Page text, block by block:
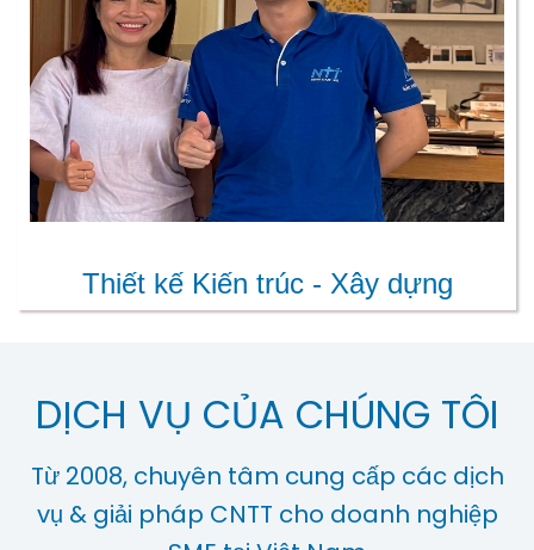
Thiết kế Kiến trúc - Xây dựng
DỊCH VỤ CỦA CHÚNG TÔI
Từ 2008, chuyên tâm cung cấp các dịch
vụ & giải pháp CNTT cho doanh nghiệp